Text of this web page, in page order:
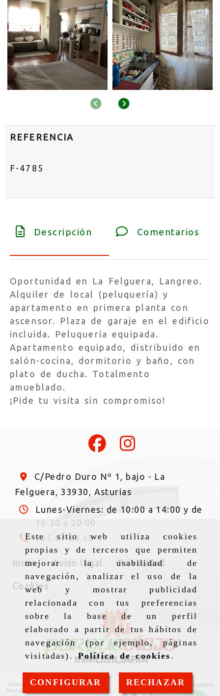
Este sitio web utiliza cookies
propias y de terceros que permiten
mejorar la usabilidad de
navegación, analizar el uso de la
web y mostrar publicidad
relacionada con tus preferencias
sobre la base de un perfil
elaborado a partir de tus hábitos de
navegación (por ejemplo, páginas
visitadas).Política de cookies .
CONFIGURAR RECHAZAR
AnteriorSiguiente
REFERENCIA
F-4785
Descripción Comentarios
Oportunidad en La Felguera, Langreo.
Alquiler de local (peluquería) y
apartamento en primera planta con
ascensor. Plaza de garaje en el edificio
incluida. Peluquería equipada.
Apartamento equipado, distribuido en
salón-cocina, dormitorio y baño, con
plato de ducha. Totalmento
amueblado.
¡Pide tu visita sin compromiso!
C/Pedro Duro Nº 1, bajo - La
Felguera, 33930, Asturias
Lunes-Viernes: de 10:00 a 14:00 y de
16:30 a 20:00
985 67 63 48
Inicio Aviso legal Privacidad
Cookies